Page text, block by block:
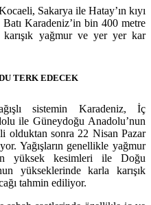
Sakarya ile Hatay’ın kıyı
Karadeniz’in bin 400 metre
yağmur ve yer yer kar
TERK EDECEK
sistemin Karadeniz, İç
ile Güneydoğu Anadolu’nun
olduktan sonra 22 Nisan Pazar
Yağışların genellikle yağmur
yüksek kesimleri ile Doğu
yükseklerinde karla karışık
tahmin ediliyor.